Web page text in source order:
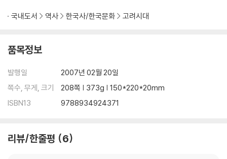
국내도서 역사 한국사/한국문화 고려시대
품목정보
발행일
2007년 02월 20일
쪽수, 무게, 크기
208쪽 | 373g | 150*220*20mm
ISBN13
9788934924371
리뷰/한줄평 6